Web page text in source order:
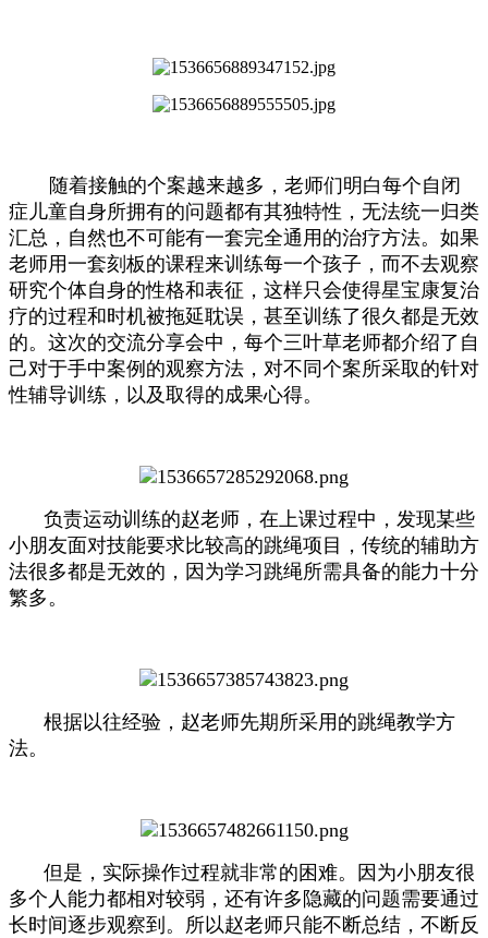
随着接触的个案越来越多，老师们明白每个自闭
症儿童自身所拥有的问题都有其独特性，无法统一归类
汇总，自然也不可能有一套完全通用的治疗方法。如果
老师用一套刻板的课程来训练每一个孩子，而不去观察
研究个体自身的性格和表征，这样只会使得星宝康复治
疗的过程和时机被拖延耽误，甚至训练了很久都是无效
的。这次的交流分享会中，每个三叶草老师都介绍了自
己对于手中案例的观察方法，对不同个案所采取的针对
性辅导训练，以及取得的成果心得。
负责运动训练的赵老师，在上课过程中，发现某些
小朋友面对技能要求比较高的跳绳项目，传统的辅助方
法很多都是无效的，因为学习跳绳所需具备的能力十分
繁多。
根据以往经验，赵老师先期所采用的跳绳教学方
法。
但是，实际操作过程就非常的困难。因为小朋友很
多个人能力都相对较弱，还有许多隐藏的问题需要通过
长时间逐步观察到。所以赵老师只能不断总结，不断反